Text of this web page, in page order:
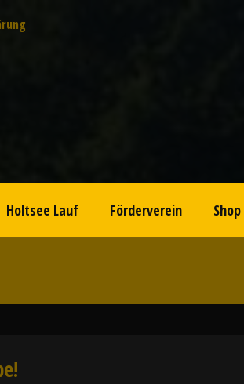
Holtsee Lauf Förderverein Shop